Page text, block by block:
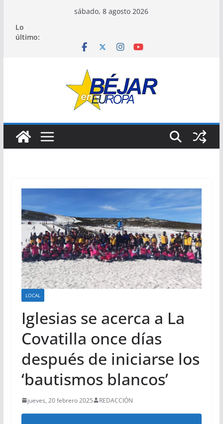
contenido
sábado, 8 agosto 2026
Lo
último:
LOCAL
Iglesias se acerca a La
Covatilla once días
después de iniciarse los
‘bautismos blancos’
jueves, 20 febrero 2025 REDACCIÓN